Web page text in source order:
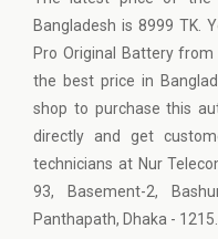
Bangladesh is 8999 TK.
Pro Original Battery
the best price in
shop to purchase this
directly and get
technicians at Nur
93, Basement-2,
Panthapath, Dhaka - 1215.